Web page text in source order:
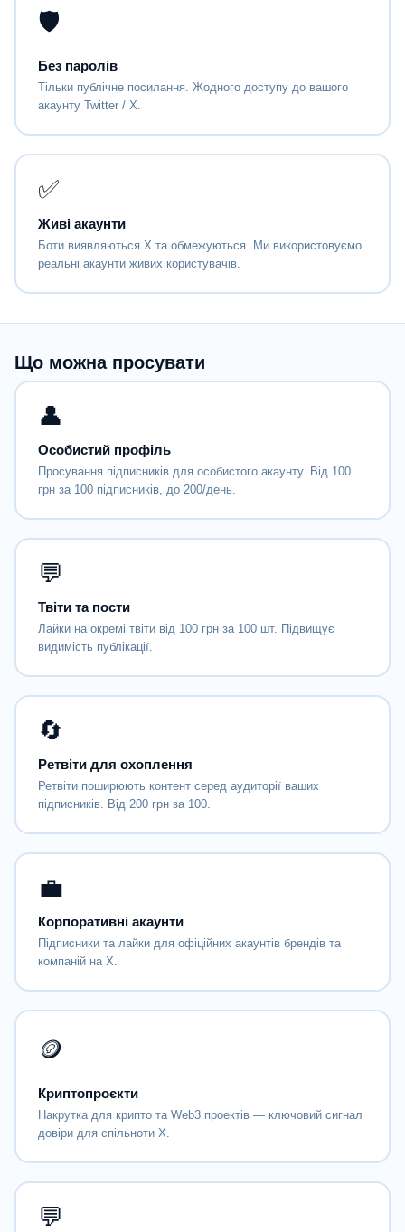
🛡
Без паролів
Тільки публічне посилання. Жодного доступу до вашого
акаунту Twitter / X.
✅
Живі акаунти
Боти виявляються X та обмежуються. Ми використовуємо
реальні акаунти живих користувачів.
Що можна просувати
👤
Особистий профіль
Просування підписників для особистого акаунту. Від 100
грн за 100 підписників, до 200/день.
💬
Твіти та пости
Лайки на окремі твіти від 100 грн за 100 шт. Підвищує
видимість публікації.
🔄
Ретвіти для охоплення
Ретвіти поширюють контент серед аудиторії ваших
підписників. Від 200 грн за 100.
💼
Корпоративні акаунти
Підписники та лайки для офіційних акаунтів брендів та
компаній на X.
🪙
Криптопроєкти
Накрутка для крипто та Web3 проектів — ключовий сигнал
довіри для спільноти X.
💬